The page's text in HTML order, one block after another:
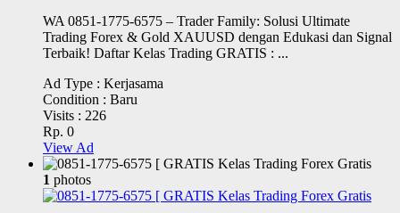
WA 0851-1775-6575 – Trader Family: Solusi Ultimate
Trading Forex & Gold XAUUSD dengan Edukasi dan Signal
Terbaik! Daftar Kelas Trading GRATIS : ...
Ad Type : Kerjasama
Condition : Baru
Visits : 226
Rp. 0
View Ad
1 photos